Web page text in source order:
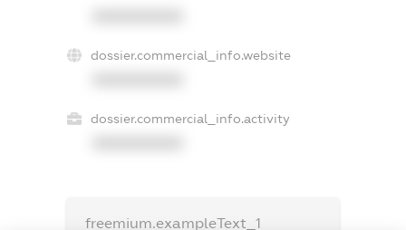
dossier.commercial_info.website
dossier.commercial_info.activity
freemium.exampleText_1